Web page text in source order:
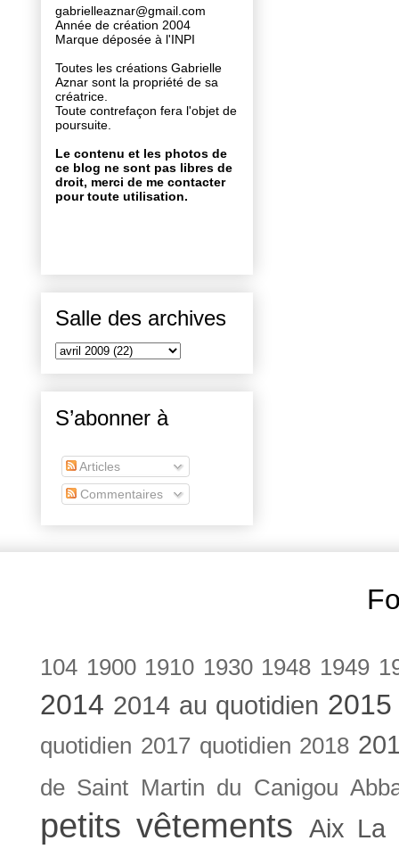
gabrielleaznar@gmail.com
Année de création 2004
Marque déposée à l'INPI
Toutes les créations Gabrielle
Aznar sont la propriété de sa
créatrice.
Toute contrefaçon fera l'objet de
poursuite.
Le contenu et les photos de
ce blog ne sont pas libres de
droit, merci de me contacter
pour toute utilisation.
Salle des archives
S’abonner à
Articles
Commentaires
104 1900 1910 1930 1948 1949
2014 2014 au quotidien
quotidien 2017 quotidien 2018
de Saint Martin du Canigou
petits vêtements Aix La